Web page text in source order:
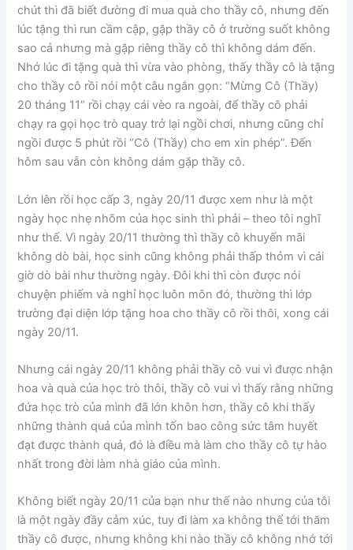
chút thì đã biết đường đi mua quà cho thầy cô, nhưng đến
lúc tặng thì run cầm cập, gặp thầy cô ở trường suốt không
sao cả nhưng mà gặp riêng thầy cô thì không dám đến.
Nhớ lúc đi tặng quà thì vừa vào phòng, thấy thầy cô là tặng
cho thầy cô rồi nói một câu ngắn gọn: “Mừng Cô (Thầy)
20 tháng 11” rồi chạy cái vèo ra ngoài, để thầy cô phải
chạy ra gọi học trò quay trở lại ngồi chơi, nhưng cũng chỉ
ngồi được 5 phút rồi “Cô (Thầy) cho em xin phép”. Đến
hôm sau vẫn còn không dám gặp thầy cô.
Lớn lên rồi học cấp 3, ngày 20/11 được xem như là một
ngày học nhẹ nhõm của học sinh thì phải – theo tôi nghĩ
như thế. Vì ngày 20/11 thường thì thầy cô khuyến mãi
không dò bài, học sinh cũng không phải thấp thỏm vì cái
giờ dò bài như thường ngày. Đôi khi thì còn được nói
chuyện phiếm và nghỉ học luôn môn đó, thường thì lớp
trường đại diện lớp tặng hoa cho thầy cô rồi thôi, xong cái
ngày 20/11.
Nhưng cái ngày 20/11 không phải thầy cô vui vì được nhận
hoa và quà của học trò thôi, thầy cô vui vì thấy rằng những
đứa học trò của mình đã lớn khôn hơn, thầy cô khi thấy
những thành quả của mình tốn bao công sức tâm huyết
đạt được thành quả, đó là điều mà làm cho thầy cô tự hào
nhất trong đời làm nhà giáo của mình.
Không biết ngày 20/11 của bạn như thế nào nhưng của tôi
là một ngày đầy cảm xúc, tuy đi làm xa không thể tới thăm
thầy cô được, nhưng không khi nào thầy cô không nhớ tới